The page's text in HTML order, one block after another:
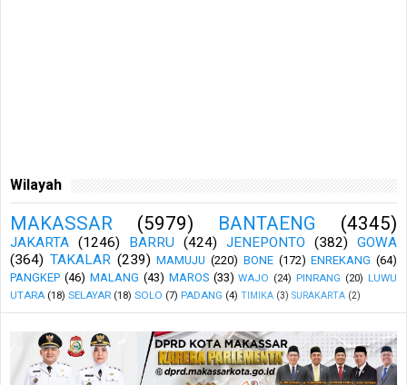
Wilayah
MAKASSAR (5979) BANTAENG (4345)
JAKARTA (1246) BARRU (424) JENEPONTO (382)
GOWA
(364) TAKALAR (239) MAMUJU (220) BONE (172) ENREKANG (64)
PANGKEP (46) MALANG (43) MAROS (33) WAJO (24) PINRANG (20) LUWU
UTARA (18) SELAYAR (18) SOLO (7) PADANG (4) TIMIKA (3) SURAKARTA (2)